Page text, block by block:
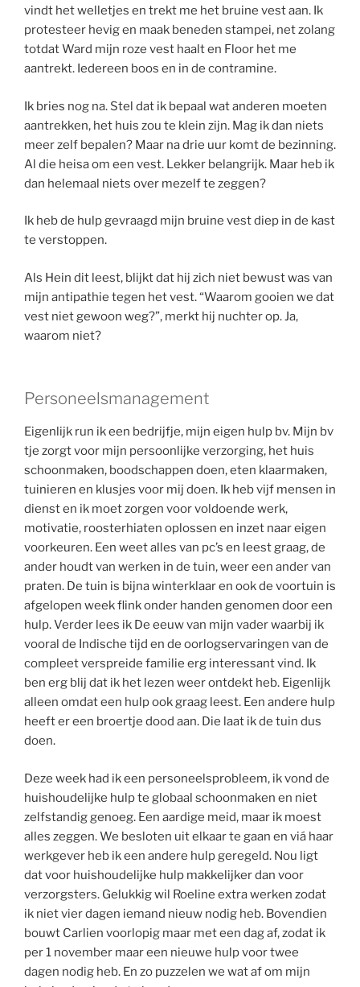
vindt het welletjes en trekt me het bruine vest aan. Ik
protesteer hevig en maak beneden stampei, net zolang
totdat Ward mijn roze vest haalt en Floor het me
aantrekt. Iedereen boos en in de contramine.
Ik bries nog na. Stel dat ik bepaal wat anderen moeten
aantrekken, het huis zou te klein zijn. Mag ik dan niets
meer zelf bepalen? Maar na drie uur komt de bezinning.
Al die heisa om een vest. Lekker belangrijk. Maar heb ik
dan helemaal niets over mezelf te zeggen?
Ik heb de hulp gevraagd mijn bruine vest diep in de kast
te verstoppen.
Als Hein dit leest, blijkt dat hij zich niet bewust was van
mijn antipathie tegen het vest. “Waarom gooien we dat
vest niet gewoon weg?”, merkt hij nuchter op. Ja,
waarom niet?
Personeelsmanagement
Eigenlijk run ik een bedrijfje, mijn eigen hulp bv. Mijn bv
tje zorgt voor mijn persoonlijke verzorging, het huis
schoonmaken, boodschappen doen, eten klaarmaken,
tuinieren en klusjes voor mij doen. Ik heb vijf mensen in
dienst en ik moet zorgen voor voldoende werk,
motivatie, roosterhiaten oplossen en inzet naar eigen
voorkeuren. Een weet alles van pc’s en leest graag, de
ander houdt van werken in de tuin, weer een ander van
praten. De tuin is bijna winterklaar en ook de voortuin is
afgelopen week flink onder handen genomen door een
hulp. Verder lees ik De eeuw van mijn vader waarbij ik
vooral de Indische tijd en de oorlogservaringen van de
compleet verspreide familie erg interessant vind. Ik
ben erg blij dat ik het lezen weer ontdekt heb. Eigenlijk
alleen omdat een hulp ook graag leest. Een andere hulp
heeft er een broertje dood aan. Die laat ik de tuin dus
doen.
Deze week had ik een personeelsprobleem, ik vond de
huishoudelijke hulp te globaal schoonmaken en niet
zelfstandig genoeg. Een aardige meid, maar ik moest
alles zeggen. We besloten uit elkaar te gaan en viá haar
werkgever heb ik een andere hulp geregeld. Nou ligt
dat voor huishoudelijke hulp makkelijker dan voor
verzorgsters. Gelukkig wil Roeline extra werken zodat
ik niet vier dagen iemand nieuw nodig heb. Bovendien
bouwt Carlien voorlopig maar met een dag af, zodat ik
per 1 november maar een nieuwe hulp voor twee
dagen nodig heb. En zo puzzelen we wat af om mijn